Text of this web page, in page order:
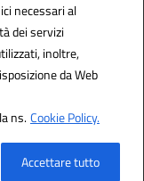
necessari al
dei servizi
inoltre,
da Web
ns.Cookie Policy.
Accettare tutto
icddagio
S.r.l.
Italia